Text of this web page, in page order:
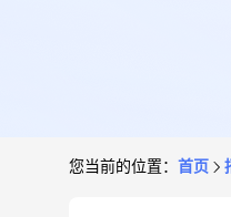
您当前的位置： 首页